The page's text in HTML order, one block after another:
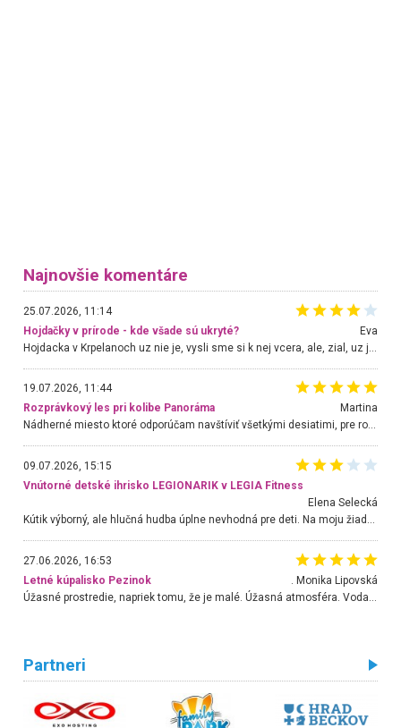
Najnovšie komentáre
25.07.2026, 11:14
Hojdačky v prírode - kde všade sú ukryté?
Eva
19.07.2026, 11:44
Rozprávkový les pri kolibe Panoráma
Martina
Nádherné miesto ktoré odporúčam navštíviť všetkými desiatimi, pre rodiny s deťmi, dôchodcom... Proste a jednoducho ozaj rozprávkový les.. určite ešte prídeme. Odniesli sme si na pamiatku krásne tričká,
09.07.2026, 15:15
Vnútorné detské ihrisko LEGIONARIK v LEGIA Fitness
Elena Selecká
Kútik výborný, ale hlučná hudba úplne nevhodná pre deti. Na moju žiadosť o aspoň sušenie nereagovali.
27.06.2026, 16:53
Letné kúpalisko Pezinok
. Monika Lipovská
Partneri